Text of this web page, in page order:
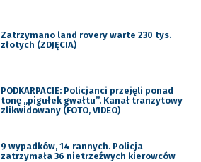
Zatrzymano land rovery warte 230 tys.
złotych (ZDJĘCIA)
PODKARPACIE: Policjanci przejęli ponad
tonę „pigułek gwałtu”. Kanał tranzytowy
zlikwidowany (FOTO, VIDEO)
9 wypadków, 14 rannych. Policja
zatrzymała 36 nietrzeźwych kierowców